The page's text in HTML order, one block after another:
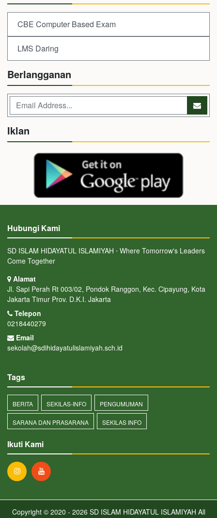
CBE Computer Based Exam
LMS Daring
Berlangganan
Iklan
Hubungi Kami
SD ISLAM HIDAYATUL ISLAMIYAH ⋅ Where Tomorrow's Leaders
Come Together
Alamat
Jl. Sapi Perah Rt 003/02, Pondok Ranggon, Kec. Cipayung, Kota
Jakarta Timur Prov. D.K.I. Jakarta
Telepon
0218440279
Email
sekolah@sdihidayatulislamiyah.sch.id
Tags
BERITA SEKILAS-INFO PENGUMUMAN
SARANA DAN PRASARANA SEKILAS INFO
Ikuti Kami
Copyright © 2020 - 2026 SD ISLAM HIDAYATUL ISLAMIYAH All